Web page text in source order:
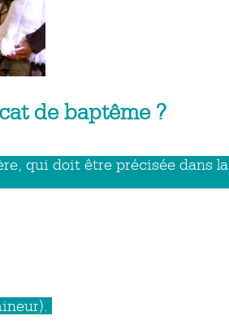
de baptême ?
qui doit être précisée dans la